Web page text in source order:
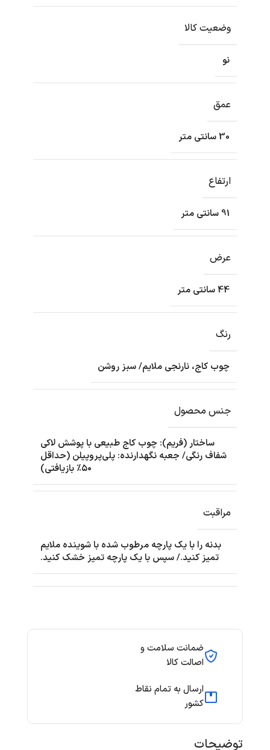
ضمانت سلامت و
اصالت کالا
ارسال به تمام نقاط
کشور
توضیحات
وضعیت کالا
نو
عمق
30 سانتی متر
ارتفاع
91 سانتی متر
عرض
44 سانتی متر
رنگ
چوب کاج، نارنجی ملایم/ سبز روشن
جنس محصول
ساختار (فریم): چوب کاج طبیعی با پوشش لاکی
شفاف رنگی/ جعبه نگهدارنده: پلی‌پروپیلن (حداقل
۵۰٪ بازیافتی)
مراقبت
بدنه را با یک پارچه مرطوب شده با شوینده ملایم
تمیز کنید./ سپس با یک پارچه تمیز خشک کنید.